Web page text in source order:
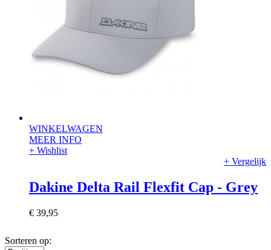
WINKELWAGEN
MEER INFO
+ Wishlist
+ Vergelijk
Dakine Delta Rail Flexfit Cap - Grey
€ 39,95
Sorteren op: